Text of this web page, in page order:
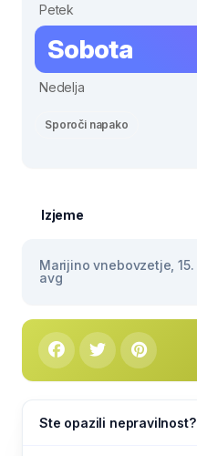
Petek
Sobota
Nedelja
Sporoči napako
Izjeme
Marijino vnebovzetje, 15.
avg
Ste opazili nepravilnost?